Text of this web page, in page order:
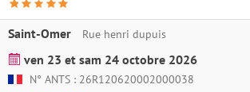
Saint-Omer Rue henri dupuis
ven 23 et sam 24 octobre 2026
N° ANTS : 26R120620002000038